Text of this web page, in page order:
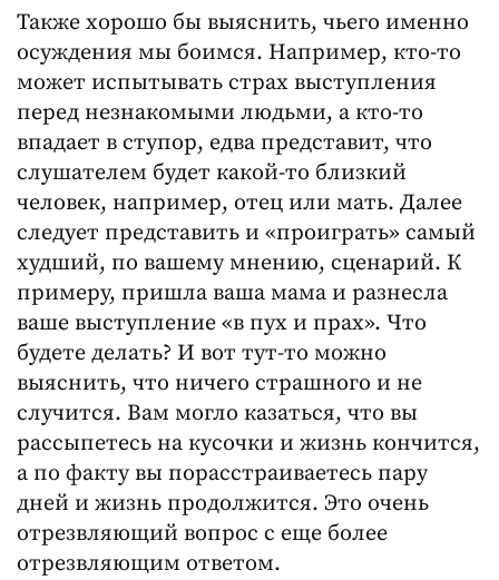
Также хорошо бы выяснить, чьего именно
осуждения мы боимся. Например, кто-то
может испытывать страх выступления
перед незнакомыми людьми, а кто-то
впадает в ступор, едва представит, что
слушателем будет какой-то близкий
человек, например, отец или мать. Далее
следует представить и «проиграть» самый
худший, по вашему мнению, сценарий. К
примеру, пришла ваша мама и разнесла
ваше выступление «в пух и прах». Что
будете делать? И вот тут-то можно
выяснить, что ничего страшного и не
случится. Вам могло казаться, что вы
рассыпетесь на кусочки и жизнь кончится,
а по факту вы порасстраиваетесь пару
дней и жизнь продолжится. Это очень
отрезвляющий вопрос с еще более
отрезвляющим ответом.